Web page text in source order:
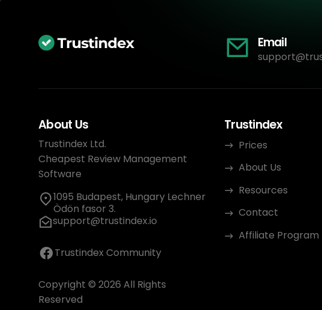
Email
About Us
Trustindex Ltd.
Cheapest Review Management
Software
1095 Budapest, Hungary Lechner
Ödön fasor 3.
support@trustindex.io
Trustindex Community
Copyright © 2026 All Rights
Reserved
Trustindex
Prices
About Us
Resources
Contact
Affiliate Program